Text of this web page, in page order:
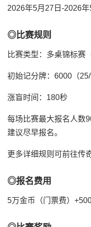
2026年5月27日-2026年
◎比赛规则
比赛类型：多桌锦标赛
初始记分牌：6000（25/
涨盲时间：180秒
每场比赛最大报名人数
建议尽早报名。
更多详细规则可前往传
◎报名费用
5万金币（门票费）